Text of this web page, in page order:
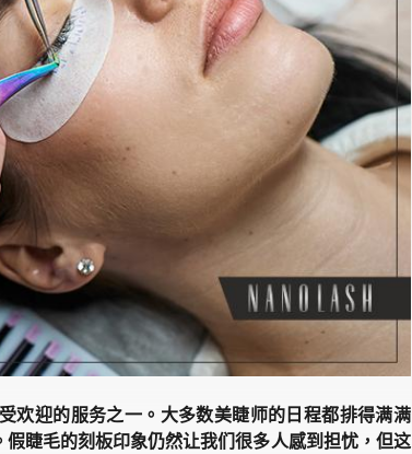
欢迎的服务之一。大多数美睫师的日程都排得满满
睫毛的刻板印象仍然让我们很多人感到担忧，但这